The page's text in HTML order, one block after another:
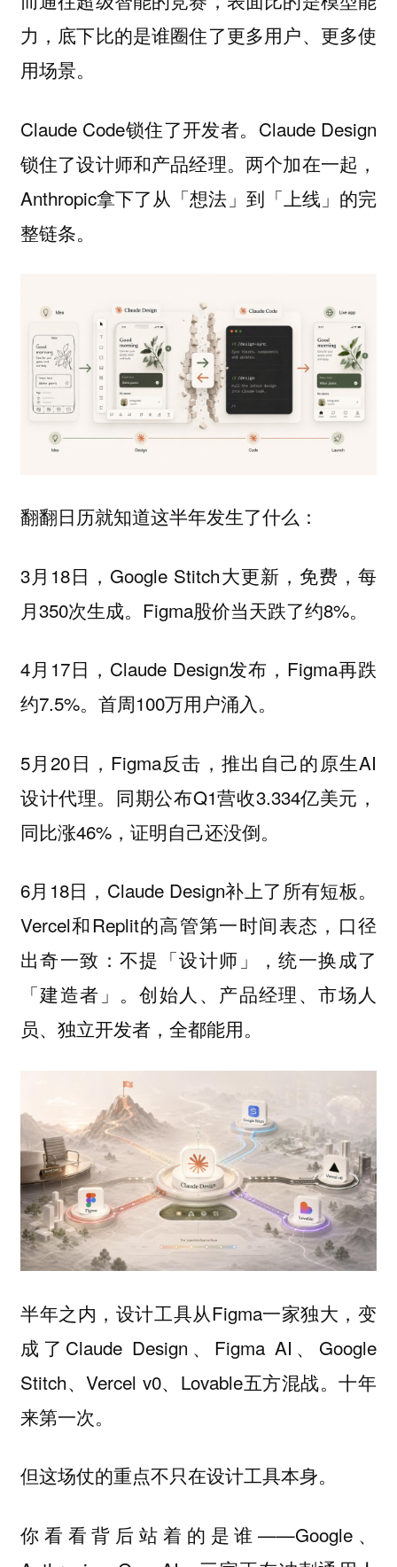
力，底下比的是谁圈住了更多用户、更多使
用场景。
Claude Code锁住了开发者。Claude Design
锁住了设计师和产品经理。两个加在一起，
Anthropic拿下了从「想法」到「上线」的完
整链条。
翻翻日历就知道这半年发生了什么：
3月18日，Google Stitch大更新，免费，每
月350次生成。Figma股价当天跌了约8%。
4月17日，Claude Design发布，Figma再跌
约7.5%。首周100万用户涌入。
5月20日，Figma反击，推出自己的原生AI
设计代理。同期公布Q1营收3.334亿美元，
同比涨46%，证明自己还没倒。
6月18日，Claude Design补上了所有短板。
Vercel和Replit的高管第一时间表态，口径
出奇一致：不提「设计师」，统一换成了
「建造者」。创始人、产品经理、市场人
员、独立开发者，全都能用。
半年之内，设计工具从Figma一家独大，变
成了Claude Design、Figma AI、Google
Stitch、Vercel v0、Lovable五方混战。十年
来第一次。
但这场仗的重点不只在设计工具本身。
你看看背后站着的是谁——Google、